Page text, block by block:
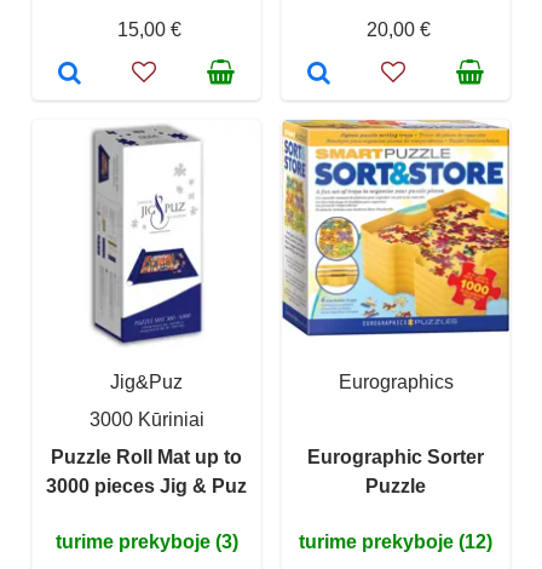
15,00 €
20,00 €
Jig&Puz
3000 Kūriniai
Puzzle Roll Mat up to
3000 pieces Jig & Puz
turime prekyboje (3)
Eurographics
Eurographic Sorter
Puzzle
turime prekyboje (12)